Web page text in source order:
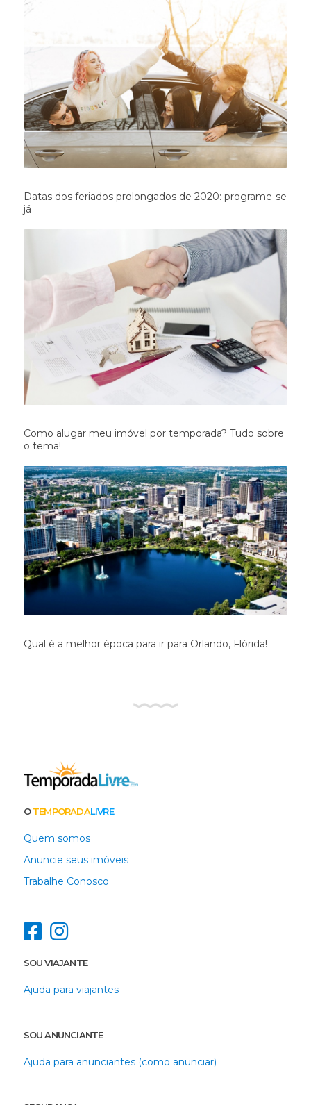
Datas dos feriados prolongados de 2020: programe-se
já
Como alugar meu imóvel por temporada? Tudo sobre
o tema!
Qual é a melhor época para ir para Orlando, Flórida!
OTEMPORADALIVRE
Quem somos
Anuncie seus imóveis
Trabalhe Conosco
SOU VIAJANTE
Ajuda para viajantes
SOU ANUNCIANTE
Ajuda para anunciantes (como anunciar)